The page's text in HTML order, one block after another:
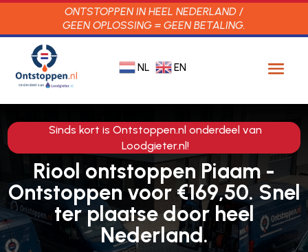
ONTSTOPPEN IN HEEL NEDERLAND /
GEEN OPLOSSING = GEEN BETALING.
NL EN
Sinds kort is Ontstoppen.nl onderdeel van
Loodgieter.nl!
Riool ontstoppen Piaam -
Ontstoppen voor €169,50. Snel
ter plaatse door heel
Nederland.